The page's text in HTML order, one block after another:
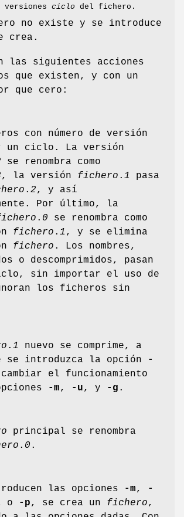
versiones ciclo del fichero.
no existe y se introduce
crea.
las siguientes acciones
que existen, y con un
que cero:
con número de versión
un ciclo. La versión
se renombra como
, la versión fichero . 1 pasa
. 2, y así
Por último, la
. 0 se renombra como
fichero . 1, y se elimina
fichero . Los nombres,
o descomprimidos, pasan
sin importar el uso de
los ficheros sin
. 1 nuevo se comprime, a
se introduzca la opción
-
el funcionamiento
-m, -u, y -g .
principal se renombra
. 0 .
las opciones
-m,
-
o -p, se crea un fichero,